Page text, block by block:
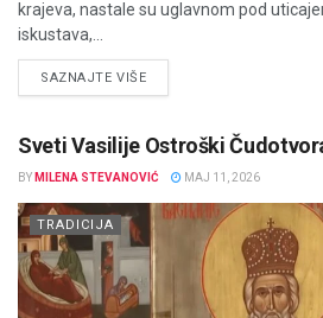
krajeva, nastale su uglavnom pod
iskustava,...
SAZNAJTE VIŠEDETAILS
Sveti Vasilije Ostroški
BY MILENA STEVANOVIĆ MAJ 11, 2026
TRADICIJA